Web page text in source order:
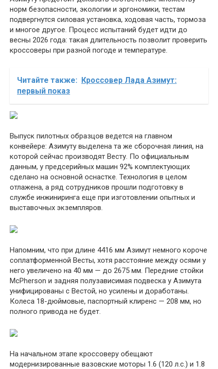
норм безопасности, экологии и эргономики, тестам
подвергнутся силовая установка, ходовая часть, тормоза
и многое другое. Процесс испытаний будет идти до
весны 2026 года: такая длительность позволит проверить
кроссоверы при разной погоде и температуре.
Читайте также: Кроссовер Лада Азимут:
первый показ
Выпуск пилотных образцов ведется на главном
конвейере: Азимуту выделена та же сборочная линия, на
которой сейчас производят Весту. По официальным
данным, у предсерийных машин 92% комплектующих
сделано на основной оснастке. Технология в целом
отлажена, а ряд сотрудников прошли подготовку в
службе инжиниринга еще при изготовлении опытных и
выставочных экземпляров.
Напомним, что при длине 4416 мм Азимут немного короче
соплатформенной Весты, хотя расстояние между осями у
него увеличено на 40 мм — до 2675 мм. Передние стойки
McPherson и задняя полузависимая подвеска у Азимута
унифицированы с Вестой, но усилены и доработаны.
Колеса 18-дюймовые, паспортный клиренс — 208 мм, но
полного привода не будет.
На начальном этапе кроссоверу обещают
модернизированные вазовские моторы 1.6 (120 л.с.) и 1.8